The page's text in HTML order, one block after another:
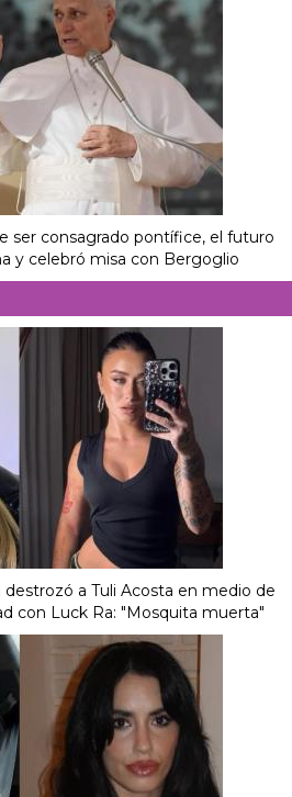
ser consagrado pontífice, el futuro
y celebró misa con Bergoglio
a Tuli Acosta en medio de
con Luck Ra: "Mosquita muerta"